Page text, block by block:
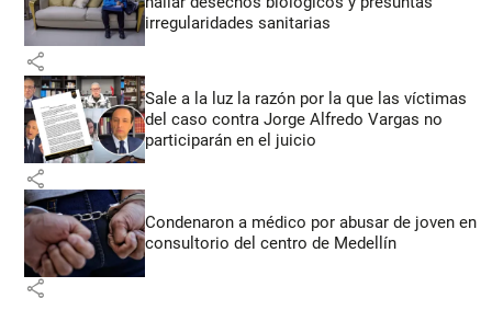
irregularidades sanitarias
share
Sale a la luz la razón por la que las víctimas
del caso contra Jorge Alfredo Vargas no
participarán en el juicio
share
Condenaron a médico por abusar de joven en
consultorio del centro de Medellín
share